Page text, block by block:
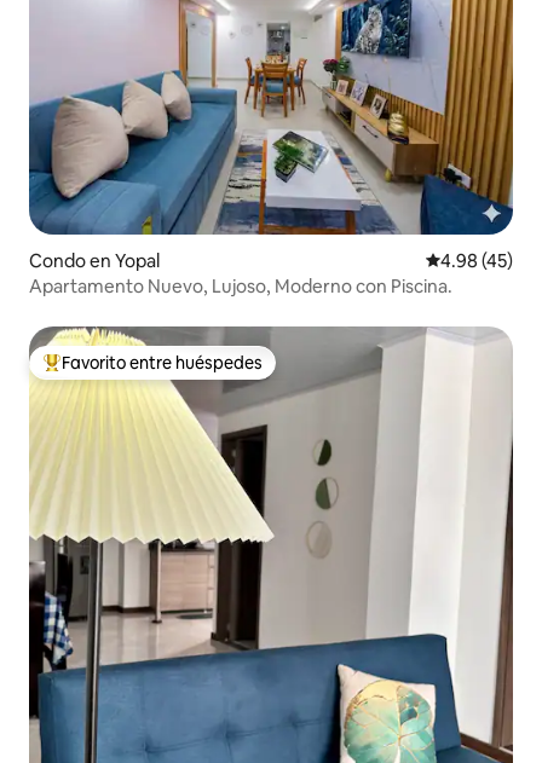
Condo en Yopal Calificación
4.98 (45)
Apartamento Nuevo, Lujoso, Moderno con Piscina.
Favorito entre huéspedes preferido
Favorito entre huéspedes